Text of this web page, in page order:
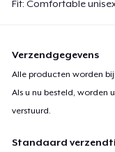
Fit: Comfortable
Verzendgegevens
Alle producten worden
Als u nu besteld,
verstuurd.
Standaard